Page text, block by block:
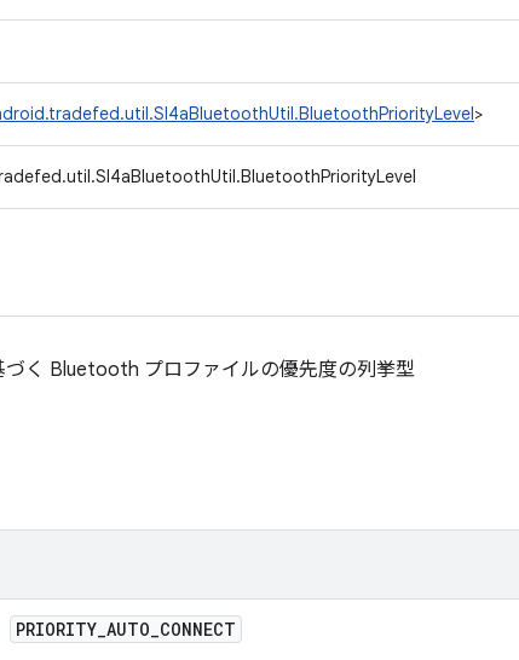
>
づく Bluetooth プロファイルの優先度の列挙型
PRIORITY_AUTO_CONNECT